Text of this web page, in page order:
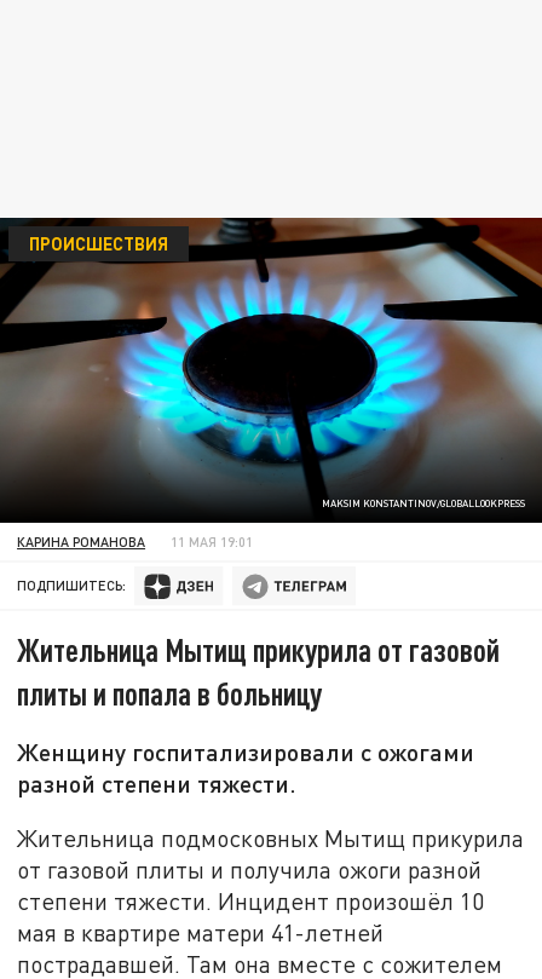
MAKSIM KONSTANTINOV/GLOBALLOOKPRESS
ПРОИСШЕСТВИЯ
КАРИНА РОМАНОВА 11 МАЯ 19:01
ПОДПИШИТЕСЬ:
Жительница Мытищ прикурила от газовой
плиты и попала в больницу
Женщину госпитализировали с ожогами
разной степени тяжести.
Жительница подмосковных Мытищ прикурила
от газовой плиты и получила ожоги разной
степени тяжести. Инцидент произошёл 10
мая в квартире матери 41-летней
пострадавшей. Там она вместе с сожителем